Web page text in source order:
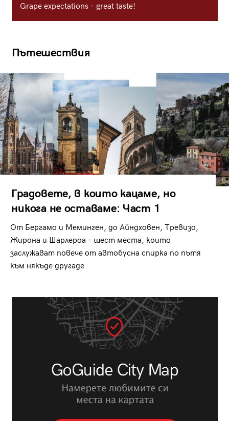
Grape expectations - great taste!
Пътешествия
Градовете, в които кацаме, но
никога не оставаме: Част 1
От Бергамо и Меминген, до Айндховен, Тревизо,
Жирона и Шарлероа - шест места, които
заслужават повече от автобусна спирка по пътя
към някъде другаде